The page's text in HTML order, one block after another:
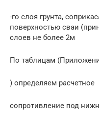
-го слоя грунта,
поверхностью сваи
слоев не более 2м
По таблицам
) определяем расчетное
сопротивление под